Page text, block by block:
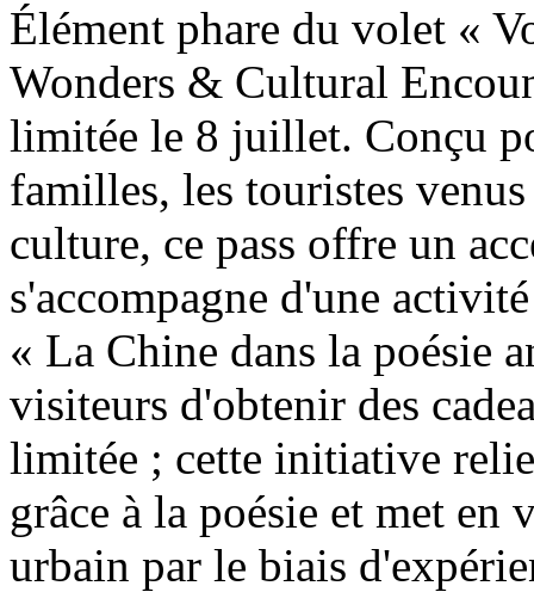
Élément phare du volet «
Wonders & Cultural
limitée le 8 juillet. Conçu
familles, les touristes
culture, ce pass offre un
s'accompagne d'une
« La Chine dans la poésie
visiteurs d'obtenir des
limitée ; cette initiative
grâce à la poésie et met
urbain par le biais